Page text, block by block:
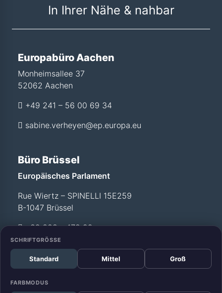
SCHRIFTGRÖSSE
Standard Mittel Groß
FARBMODUS
In Ihrer Nähe & nahbar
Europabüro Aachen
Monheimsallee 37
52062 Aachen
+49 241 – 56 00 69 34
sabine.verheyen@ep.europa.eu
Büro Brüssel
Europäisches Parlament
Rue Wiertz – SPINELLI 15E259
B-1047 Brüssel
+32 228 - 472 99
Büro Straßburg
Europäisches Parlament